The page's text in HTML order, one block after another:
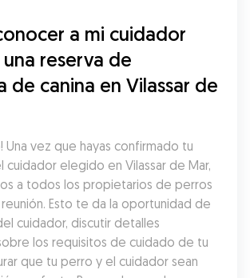
a mi cuidador
reserva de
de canina en Vilassar de
Una vez que hayas confirmado tu
cuidador elegido en Vilassar de Mar,
a todos los propietarios de perros
reunión. Esto te da la oportunidad de
cuidador, discutir detalles
los requisitos de cuidado de tu
que tu perro y el cuidador sean